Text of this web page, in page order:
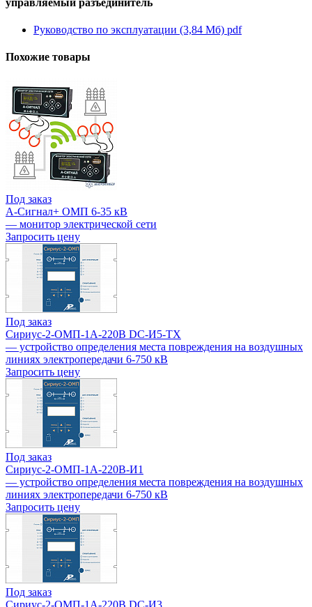
Руководство по эксплуатации (3,84 Мб) pdf
Похожие товары
Под заказ
А-Сигнал+ ОМП 6-35 кВ
— монитор электрической сети
Запросить цену
Под заказ
Сириус-2-ОМП-1А-220В DC-И5-TX
— устройство определения места повреждения на воздушных
линиях электропередачи 6-750 кВ
Запросить цену
Под заказ
Сириус-2-ОМП-1А-220В-И1
— устройство определения места повреждения на воздушных
линиях электропередачи 6-750 кВ
Запросить цену
Под заказ
Сириус-2-ОМП-1А-220В DC-И3